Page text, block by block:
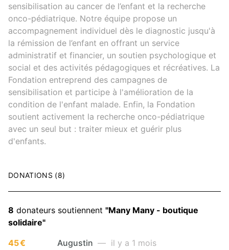
sensibilisation au cancer de l’enfant et la recherche
onco-pédiatrique. Notre équipe propose un
accompagnement individuel dès le diagnostic jusqu'à
la rémission de l’enfant en offrant un service
administratif et financier, un soutien psychologique et
social et des activités pédagogiques et récréatives. La
Fondation entreprend des campagnes de
sensibilisation et participe à l'amélioration de la
condition de l'enfant malade. Enfin, la Fondation
soutient activement la recherche onco-pédiatrique
avec un seul but : traiter mieux et guérir plus
d'enfants.
DONATIONS (8)
8 donateurs soutiennent "Many Many - boutique
solidaire"
45 €
Augustin — il y a 1 mois